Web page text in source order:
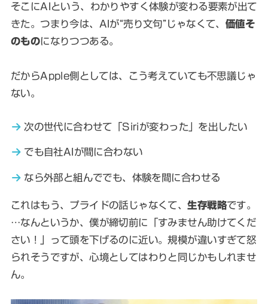
そこにAIという、わかりやすく体験が変わる要素が出て
きた。つまり今は、AIが“売り文句”じゃなくて、 価値そ
のものになりつつある。
だからApple側としては、こう考えていても不思議じゃ
ない。
次の世代に合わせて「Siriが変わった」を出したい
でも自社AIが間に合わない
なら外部と組んででも、体験を間に合わせる
これはもう、プライドの話じゃなくて、生存戦略です。
…なんというか、僕が締切前に「すみません助けてくだ
さい！」って頭を下げるのに近い。規模が違いすぎて怒
られそうですが、心境としてはわりと同じかもしれませ
ん。